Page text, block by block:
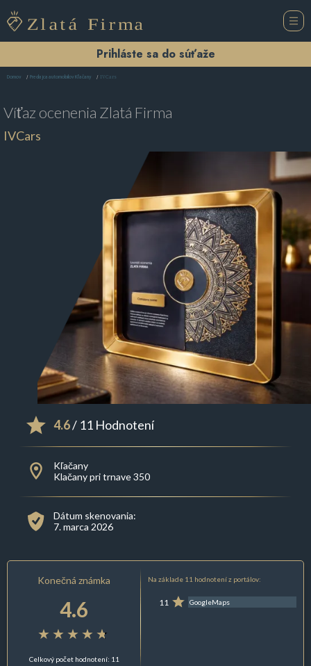
Prihláste sa do súťaže
Domov Predajca automobilov Kľačany IVCars
Víťaz ocenenia Zlatá Firma
IVCars
4.6/ 11 Hodnotení
Kľačany
Klačany pri trnave 350
Dátum skenovania:
7. marca 2026
Konečná známka
4.6
Celkový počet hodnotení: 11
Na základe 11 hodnotení z portálov:
11 GoogleMaps